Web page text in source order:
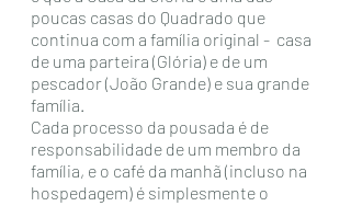
poucas casas do Quadrado que
continua com a família original -  casa
de uma parteira (Glória) e de um
pescador (João Grande) e sua grande
família.
Cada processo da pousada é de
responsabilidade de um membro da
família, e o café da manhã (incluso na
hospedagem) é simplesmente o